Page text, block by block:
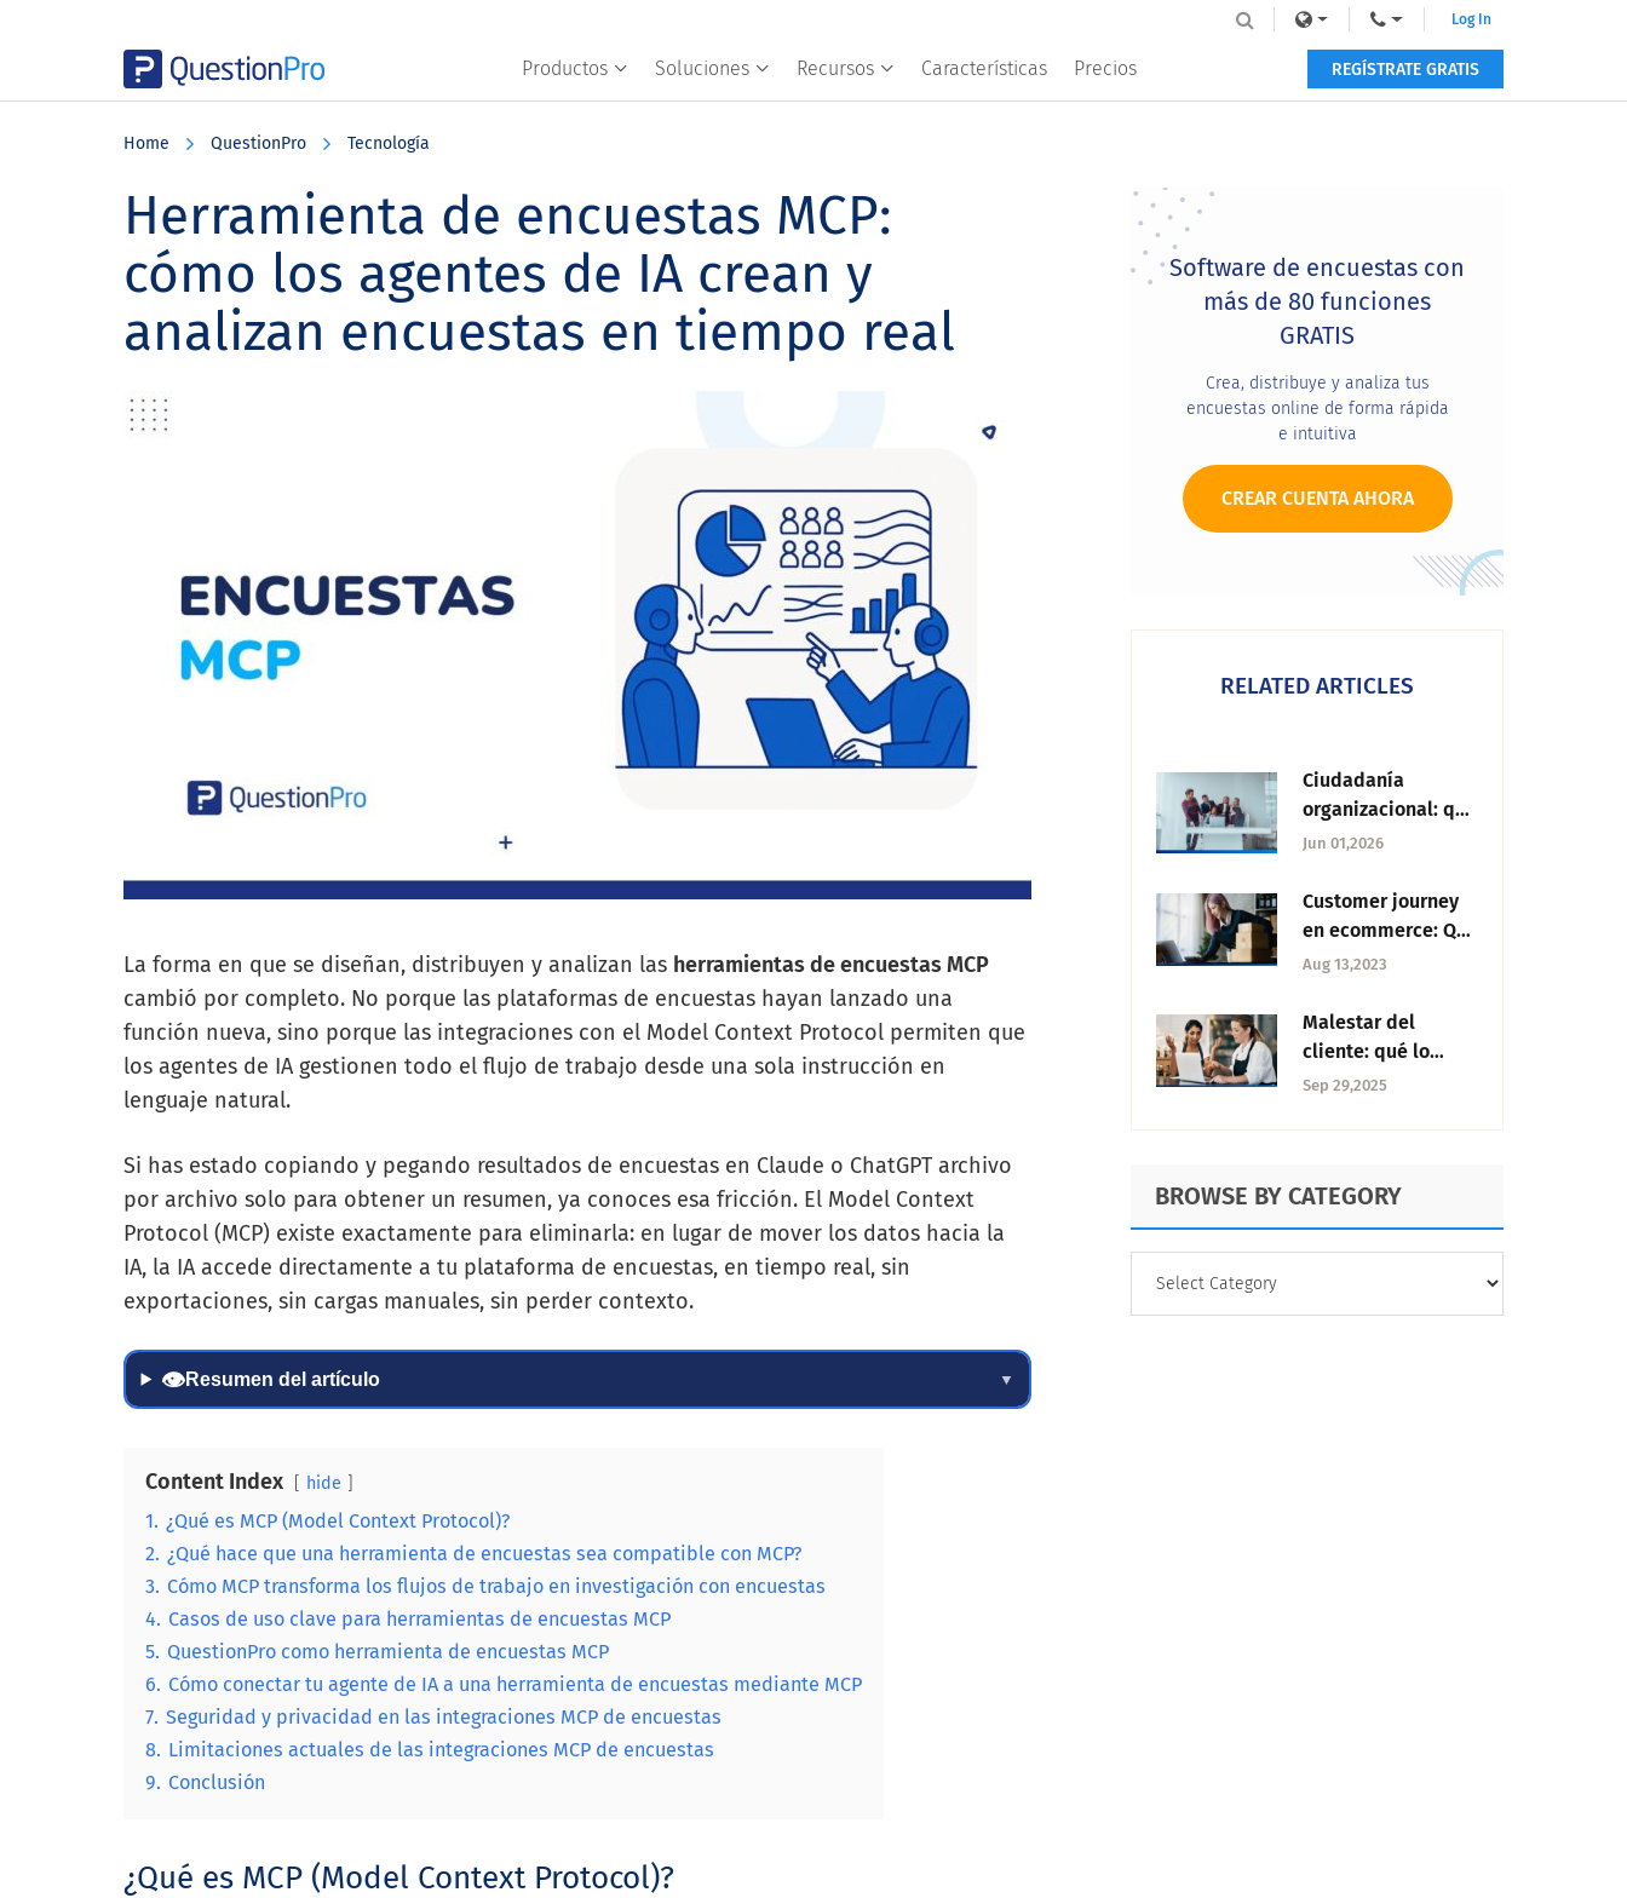
Productos Soluciones Recursos Características Precios
Log In
REGÍSTRATE GRATIS
Home QuestionPro Tecnología
Herramienta de encuestas MCP:
cómo los agentes de IA crean y
analizan encuestas en tiempo real
La forma en que se diseñan, distribuyen y analizan las herramientas de encuestas MCP
cambió por completo. No porque las plataformas de encuestas hayan lanzado una
función nueva, sino porque las integraciones con el Model Context Protocol permiten que
los agentes de IA gestionen todo el flujo de trabajo desde una sola instrucción en
lenguaje natural.
Si has estado copiando y pegando resultados de encuestas en Claude o ChatGPT archivo
por archivo solo para obtener un resumen, ya conoces esa fricción. El Model Context
Protocol (MCP) existe exactamente para eliminarla: en lugar de mover los datos hacia la
IA, la IA accede directamente a tu plataforma de encuestas, en tiempo real, sin
exportaciones, sin cargas manuales, sin perder contexto.
👁Resumen del artículo ▼
Content Index hide
1. ¿Qué es MCP (Model Context Protocol)?
2. ¿Qué hace que una herramienta de encuestas sea compatible con MCP?
3. Cómo MCP transforma los flujos de trabajo en investigación con encuestas
4. Casos de uso clave para herramientas de encuestas MCP
5. QuestionPro como herramienta de encuestas MCP
6. Cómo conectar tu agente de IA a una herramienta de encuestas mediante MCP
7. Seguridad y privacidad en las integraciones MCP de encuestas
8. Limitaciones actuales de las integraciones MCP de encuestas
9. Conclusión
¿Qué es MCP (Model Context Protocol)?
Primary
Sidebar
Software de encuestas con
más de 80 funciones
GRATIS
Crea, distribuye y analiza tus
encuestas online de forma rápida
e intuitiva
CREAR CUENTA AHORA
RELATED ARTICLES
Ciudadanía
organizacional: qué
es, ejemplos y
la ciudadanía
organizacional?
Jun 01,2026
Customer journey
en ecommerce: Qué
es y cómo
Aug 13,2023
Malestar del
cliente: qué lo
provoca, cómo
prevenirlo
Sep 29,2025
BROWSE BY CATEGORY
CATEGORY